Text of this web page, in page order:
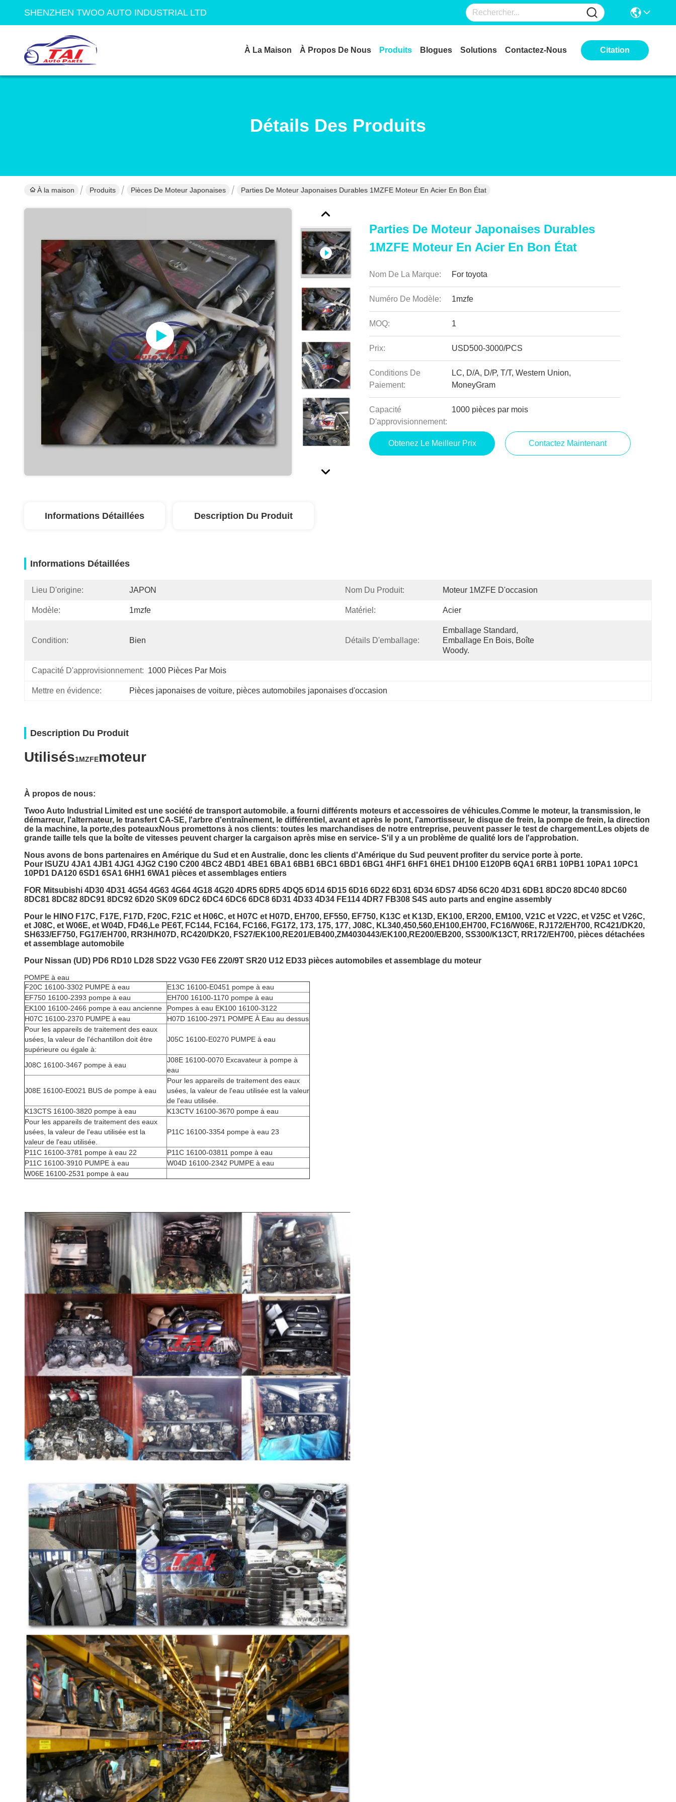
SHENZHEN TWOO AUTO INDUSTRIAL LTD
À La Maison À Propos De Nous Produits Blogues Solutions Contactez-Nous Citation
Détails Des Produits
À la maison Produits Pièces De Moteur Japonaises Parties De Moteur Japonaises Durables 1MZFE Moteur En Acier En Bon État
Parties De Moteur Japonaises Durables
1MZFE Moteur En Acier En Bon État
Nom De La Marque: For toyota
Numéro De Modèle: 1mzfe
MOQ: 1
Prix: USD500-3000/PCS
Conditions De
Paiement:
LC, D/A, D/P, T/T, Western Union,
MoneyGram
Capacité
D'approvisionnement:
1000 pièces par mois
Obtenez Le Meilleur Prix Contactez Maintenant
Informations Détaillées Description Du Produit
Informations Détaillées
Lieu D'origine: JAPON Nom Du Produit: Moteur 1MZFE D'occasion
Modèle: 1mzfe Matériel: Acier
Condition: Bien Détails D'emballage:
Emballage Standard,
Emballage En Bois, Boîte
Woody.
Capacité D'approvisionnement: 1000 Pièces Par Mois
Mettre en évidence: Pièces japonaises de voiture, pièces automobiles japonaises d'occasion
Description Du Produit
Utilisés1MZFEmoteur
À propos de nous:
Twoo Auto Industrial Limited est une société de transport automobile. a fourni différents moteurs et accessoires de véhicules.Comme le moteur, la transmission, le
démarreur, l'alternateur, le transfert CA-SE, l'arbre d'entraînement, le différentiel, avant et après le pont, l'amortisseur, le disque de frein, la pompe de frein, la direction
de la machine, la porte,des poteauxNous promettons à nos clients: toutes les marchandises de notre entreprise, peuvent passer le test de chargement.Les objets de
grande taille tels que la boîte de vitesses peuvent charger la cargaison après mise en service- S'il y a un problème de qualité lors de l'approbation.
Nous avons de bons partenaires en Amérique du Sud et en Australie, donc les clients d'Amérique du Sud peuvent profiter du service porte à porte.
Pour ISUZU 4JA1 4JB1 4JG1 4JG2 C190 C200 4BC2 4BD1 4BE1 6BA1 6BB1 6BC1 6BD1 6BG1 4HF1 6HF1 6HE1 DH100 E120PB 6QA1 6RB1 10PB1 10PA1 10PC1
10PD1 DA120 6SD1 6SA1 6HH1 6WA1 pièces et assemblages entiers
FOR Mitsubishi 4D30 4D31 4G54 4G63 4G64 4G18 4G20 4DR5 6DR5 4DQ5 6D14 6D15 6D16 6D22 6D31 6D34 6DS7 4D56 6C20 4D31 6DB1 8DC20 8DC40 8DC60
8DC81 8DC82 8DC91 8DC92 6D20 SK09 6DC2 6DC4 6DC6 6DC8 6D31 4D33 4D34 FE114 4DR7 FB308 S4S auto parts and engine assembly
Pour le HINO F17C, F17E, F17D, F20C, F21C et H06C, et H07C et H07D, EH700, EF550, EF750, K13C et K13D, EK100, ER200, EM100, V21C et V22C, et V25C et V26C,
et J08C, et W06E, et W04D, FD46,Le PE6T, FC144, FC164, FC166, FG172, 173, 175, 177, J08C, KL340,450,560,EH100,EH700, FC16/W06E, RJ172/EH700, RC421/DK20,
SH633/EF750, FG17/EH700, RR3H/H07D, RC420/DK20, FS27/EK100,RE201/EB400,ZM4030443/EK100,RE200/EB200, SS300/K13CT, RR172/EH700, pièces détachées
et assemblage automobile
Pour Nissan (UD) PD6 RD10 LD28 SD22 VG30 FE6 Z20/9T SR20 U12 ED33 pièces automobiles et assemblage du moteur
POMPE à eau
F20C 16100-3302 PUMPE à eau
E13C 16100-E0451 pompe à eau
EF750 16100-2393 pompe à eau
EH700 16100-1170 pompe à eau
EK100 16100-2466 pompe à eau ancienne
Pompes à eau EK100 16100-3122
H07C 16100-2370 PUMPE à eau
H07D 16100-2971 POMPE À Eau au dessus
Pour les appareils de traitement des eaux
usées, la valeur de l'échantillon doit être
supérieure ou égale à:
J05C 16100-E0270 PUMPE à eau
J08C 16100-3467 pompe à eau
J08E 16100-0070 Excavateur à pompe à
eau
J08E 16100-E0021 BUS de pompe à eau
Pour les appareils de traitement des eaux
usées, la valeur de l'eau utilisée est la valeur
de l'eau utilisée.
K13CTS 16100-3820 pompe à eau
K13CTV 16100-3670 pompe à eau
Pour les appareils de traitement des eaux
usées, la valeur de l'eau utilisée est la
valeur de l'eau utilisée.
P11C 16100-3354 pompe à eau 23
P11C 16100-3781 pompe à eau 22
P11C 16100-03811 pompe à eau
P11C 16100-3910 PUMPE à eau
W04D 16100-2342 PUMPE à eau
W06E 16100-2531 pompe à eau